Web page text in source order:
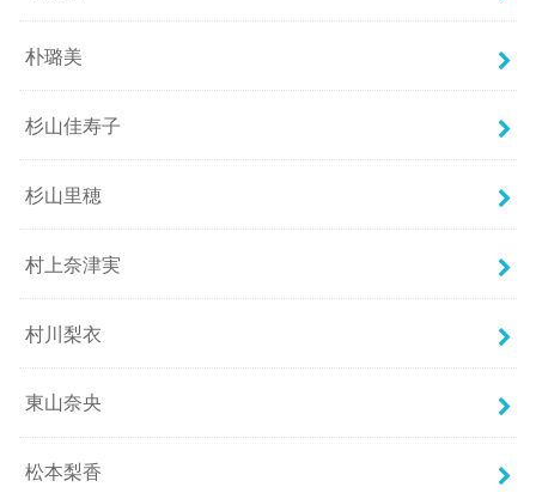
朴璐美
杉山佳寿子
杉山里穂
村上奈津実
村川梨衣
東山奈央
松本梨香